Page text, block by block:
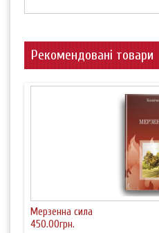
Рекомендовані товари
Мерзенна сила
450.00грн.